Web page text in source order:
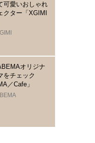
可愛いおしゃれ
クター「XGIMI
オリジナ
をチェック
／Cafe」